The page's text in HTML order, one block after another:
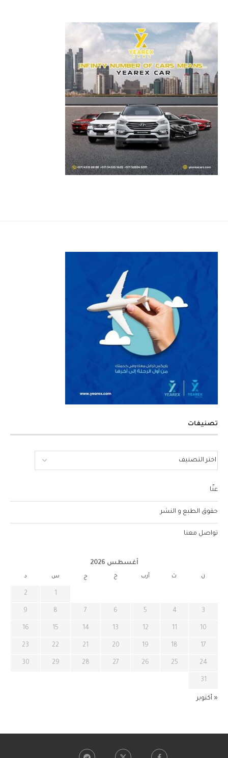
تصنيفات
عنّا
حقوق الطبع و النشر
تواصل معنا
أغسطس 2026
ن ث أرب خ ج س د
1
2
3
4
5
6
7
8
9
10
11
12
13
14
15
16
17
18
19
20
21
22
23
24
25
26
27
28
29
30
31
« أكتوبر